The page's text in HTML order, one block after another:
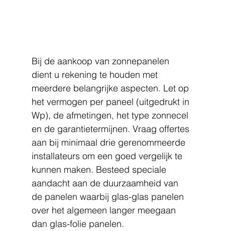
Bij de aankoop van zonnepanelen
dient u rekening te houden met
meerdere belangrijke aspecten. Let op
het vermogen per paneel (uitgedrukt in
Wp), de afmetingen, het type zonnecel
en de garantietermijnen. Vraag offertes
aan bij minimaal drie gerenommeerde
installateurs om een goed vergelijk te
kunnen maken. Besteed speciale
aandacht aan de duurzaamheid van
de panelen waarbij glas-glas panelen
over het algemeen langer meegaan
dan glas-folie panelen.